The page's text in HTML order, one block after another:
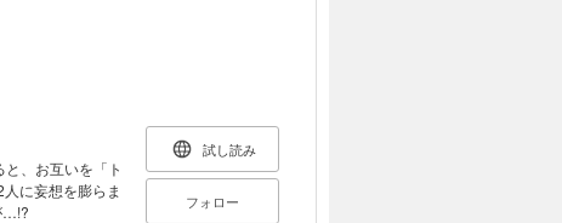
、お互いを「ト
に妄想を膨らま
…!?
試し読み
フォロー